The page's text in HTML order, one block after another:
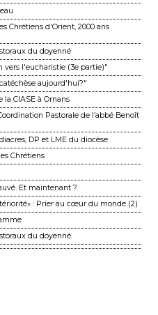
Chrétiens d'Orient, 2000 ans
du doyenné
vers l'eucharistie (3e partie)"
aujourd'hui?"
CIASE à Ornans
Pastorale de l’abbé Benoît
DP et LME du diocèse
Chrétiens
Et maintenant ?
: Prier au cœur du monde (2)
du doyenné